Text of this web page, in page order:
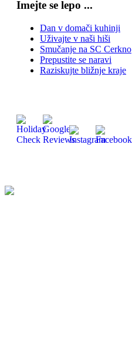
Imejte se lepo ...
Dan v domači kuhinji
Uživajte v naši hiši
Smučanje na SC Cerkno
Prepustite se naravi
Raziskujte bližnje kraje